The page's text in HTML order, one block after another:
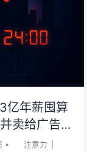
成功地将AI智能
而是组织性的，
值。本指南提供
需的综合框架。
一样对待AI智能
技术采用。他们
捕获定量结果和
体的商业案例
亿年薪囤算
卖给广告
时间——慢
• 注意力